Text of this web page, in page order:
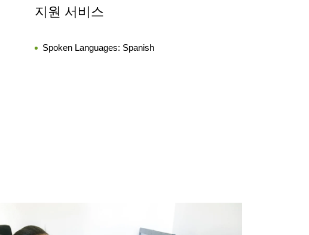
지원 서비스
Spoken Languages: Spanish